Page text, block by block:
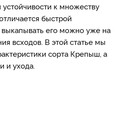
к множеству
быстрой
его можно уже на
всходов. В этой статье мы
сорта Крепыш, а
и ухода.